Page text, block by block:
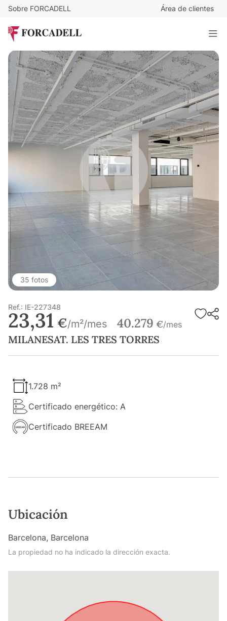
Sobre FORCADELL Área de clientes
MILANESAT. LES TRES TORRES
1.728 m²
35 fotos
Ref.: IE-227348
23,31 €/m²/mes 40.279 €/mes
MILANESAT. LES TRES TORRES
1.728 m²
Certificado energético: A
Certificado BREEAM
Ubicación
Barcelona, Barcelona
La propiedad no ha indicado la dirección exacta.